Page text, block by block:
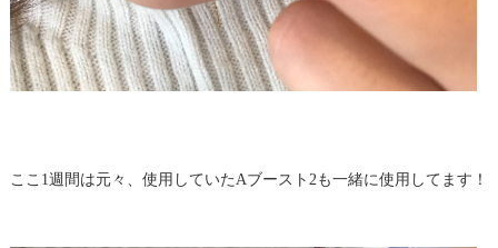
ここ1週間は元々、使用していたAブースト2も一緒に使用してます！